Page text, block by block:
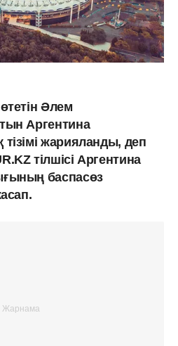
Әлем
Аргентина
жарияланды, деп
тілшісі Аргентина
баспасөз